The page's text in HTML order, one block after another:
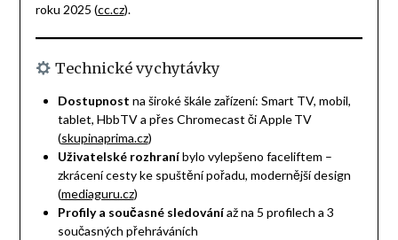
roku 2025 (cc.cz).
Technické vychytávky
Dostupnost na široké škále zařízení: Smart TV, mobil,
tablet, HbbTV a přes Chromecast či Apple TV
(skupinaprima.cz)
Uživatelské rozhraníbylo vylepšeno faceliftem –
zkrácení cesty ke spuštění pořadu, modernější design
(mediaguru.cz)
Profily a současné sledováníaž na 5 profilech a 3
současných přehráváních